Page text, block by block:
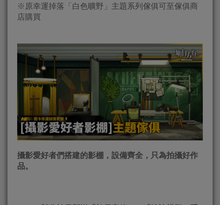
※原幸運掉落「白色曠野」主題系列傢俱可至傢俱商
店購買
攝影愛好者們搭建的影棚，設備齊全，只為拍攝好作
品。